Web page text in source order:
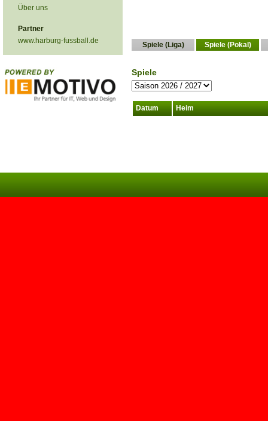
Über uns
Partner
www.harburg-fussball.de
Spiele (Liga) Spiele (Pokal)
Spiele
Datum Heim